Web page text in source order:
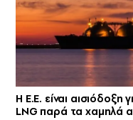
H E.E. είναι αισιόδοξη
LNG παρά τα χαμηλά